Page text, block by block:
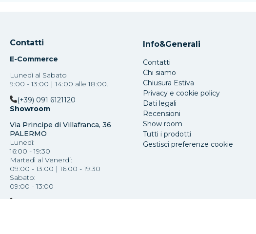
Contatti
E-Commerce
Lunedì al Sabato
9:00 - 13:00 | 14:00 alle 18:00.
(+39) 091 6121120
Showroom
Via Principe di Villafranca, 36
PALERMO
Lunedì:
16:00 - 19:30
Martedì al Venerdi:
09:00 - 13:00 | 16:00 - 19:30
Sabato:
09:00 - 13:00
Info&Generali
Contatti
Chi siamo
Chiusura Estiva
Privacy e cookie policy
Dati legali
Recensioni
Show room
Tutti i prodotti
Gestisci preferenze cookie